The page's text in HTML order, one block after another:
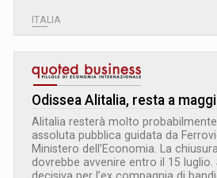
ITALIA
Odissea Alitalia, resta a
Alitalia resterà molto
assoluta pubblica guidata da
Ministero dell’Economia. La
dovrebbe avvenire entro il 15 luglio.
decisiva per l’ex compagnia di